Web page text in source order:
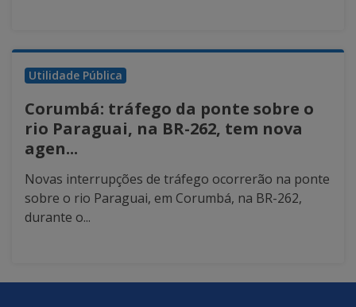
Utilidade Pública
Corumbá: tráfego da ponte sobre o
rio Paraguai, na BR-262, tem nova
agen...
Novas interrupções de tráfego ocorrerão na ponte
sobre o rio Paraguai, em Corumbá, na BR-262,
durante o...